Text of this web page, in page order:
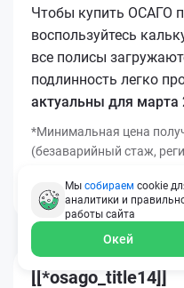
Чтобы купить ОСАГО
воспользуйтесь
все полисы
подлинность легко
актуальны для марта
*Минимальная цена
(безаварийный стаж,
т.д.). Узнать точную
можно с помощью
[[*osago_title14]]
Мы собираем cookie
аналитики и
работы сайта
Окей